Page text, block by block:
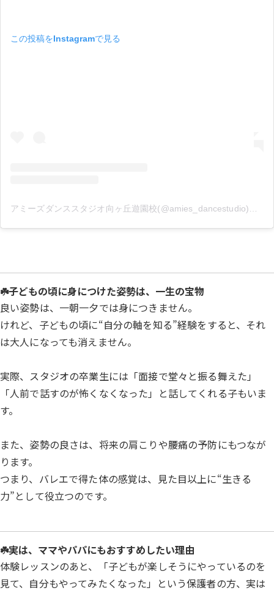
この投稿をInstagramで見る
アミーズダンススタジオ向ヶ丘遊園校(@amies_dancestudio)がシェアした投稿
☘️子どもの頃に身につけた姿勢は、一生の宝物
良い姿勢は、一朝一夕では身につきません。
けれど、子どもの頃に“自分の軸を知る”経験をすると、それ
は大人になっても消えません。
実際、スタジオの卒業生には「面接で堂々と振る舞えた」
「人前で話すのが怖くなくなった」と話してくれる子もいま
す。
また、姿勢の良さは、将来の肩こりや腰痛の予防にもつなが
ります。
つまり、バレエで得た体の感覚は、見た目以上に“生きる
力”として役立つのです。
☘️実は、ママやパパにもおすすめしたい理由
体験レッスンのあと、「子どもが楽しそうにやっているのを
見て、自分もやってみたくなった」という保護者の方、実は